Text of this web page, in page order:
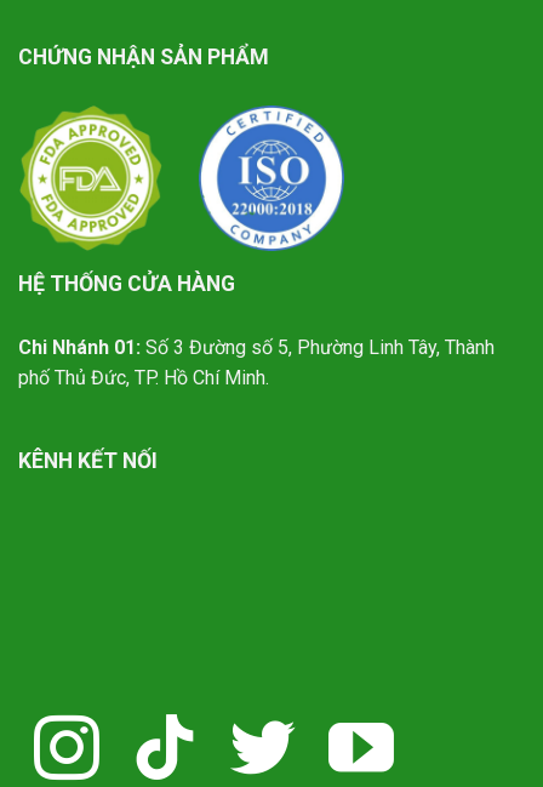
CHỨNG NHẬN SẢN PHẨM
HỆ THỐNG CỬA HÀNG
Chi Nhánh 01: Số 3 Đường số 5, Phường Linh Tây, Thành
phố Thủ Đức, TP. Hồ Chí Minh.
KÊNH KẾT NỐI